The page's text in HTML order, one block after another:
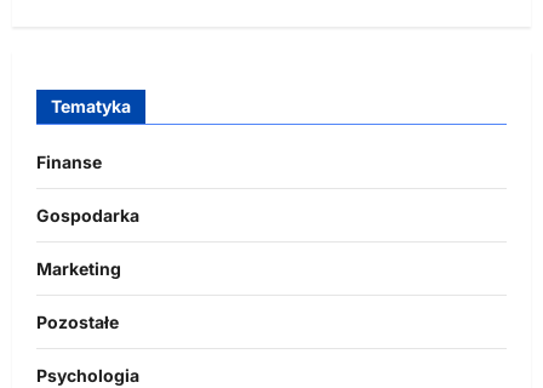
Tematyka
Finanse
Gospodarka
Marketing
Pozostałe
Psychologia